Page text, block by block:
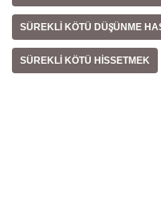
SÜREKLI KÖTÜ DÜŞÜNME
SÜREKLI KÖTÜ HISSETMEK